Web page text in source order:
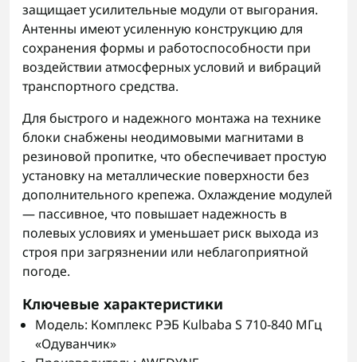
защищает усилительные модули от выгорания.
Антенны имеют усиленную конструкцию для
сохранения формы и работоспособности при
воздействии атмосферных условий и вибраций
транспортного средства.
Для быстрого и надежного монтажа на технике
блоки снабжены неодимовыми магнитами в
резиновой пропитке, что обеспечивает простую
установку на металлические поверхности без
дополнительного крепежа. Охлаждение модулей
— пассивное, что повышает надежность в
полевых условиях и уменьшает риск выхода из
строя при загрязнении или неблагоприятной
погоде.
Ключевые характеристики
Модель: Комплекс РЭБ Kulbaba S 710-840 МГц
«Одуванчик»